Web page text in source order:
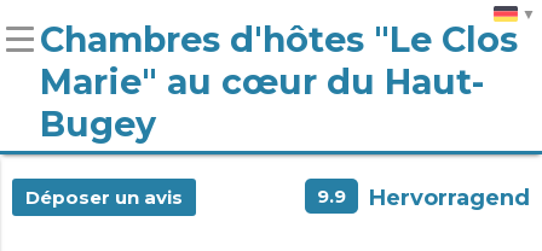
Chambres d'hôtes "Le Clos
Marie" au cœur du Haut-
Bugey
9.9 Hervorragend
Déposer un avis